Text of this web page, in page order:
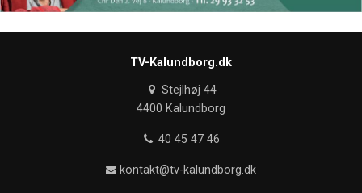
TV-Kalundborg.dk
Stejlhøj 44
4400 Kalundborg
40 45 47 46
kontakt@tv-kalundborg.dk